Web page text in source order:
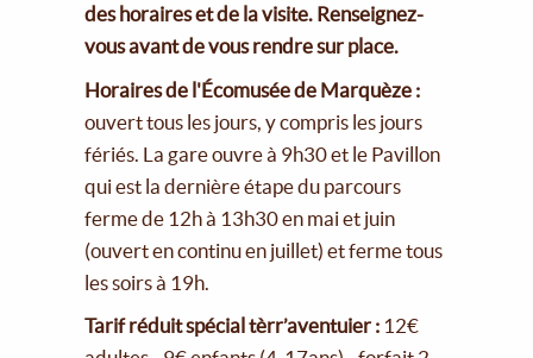
des horaires et de la visite. Renseignez-
vous avant de vous rendre sur place.
Horaires de l'Écomusée de Marquèze :
ouvert tous les jours, y compris les jours
fériés. La gare ouvre à 9h30 et le Pavillon
qui est la dernière étape du parcours
ferme de 12h à 13h30 en mai et juin
(ouvert en continu en juillet) et ferme tous
les soirs à 19h.
Tarif réduit spécial tèrr’aventuier : 12€